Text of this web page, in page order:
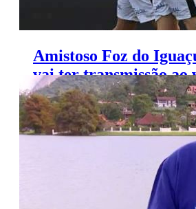
Amistoso Foz do
vai ter transmissão ao
FOX Sports